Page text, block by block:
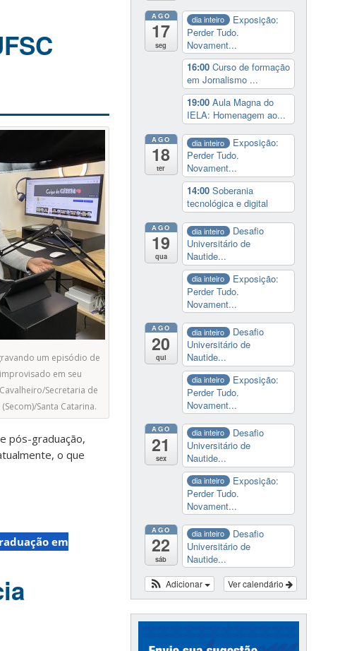
um episódio de
em seu
Secretaria de
Santa Catarina.
pós-graduação,
o que
em
AGO
17
seg
dia inteiro
Exposição:
Perder Tudo.
Novament...
16:00 Curso de formação
em Jornalismo ...
19:00 Aula Magna do
IELA: Homenagem ao...
AGO
18
ter
dia inteiro
Exposição:
Perder Tudo.
Novament...
14:00 Soberania
tecnológica e digital
AGO
19
qua
dia inteiro
Desafio
Universitário de
Nautide...
dia inteiro
Exposição:
Perder Tudo.
Novament...
AGO
20
qui
dia inteiro
Desafio
Universitário de
Nautide...
dia inteiro
Exposição:
Perder Tudo.
Novament...
AGO
21
sex
dia inteiro
Desafio
Universitário de
Nautide...
dia inteiro
Exposição:
Perder Tudo.
Novament...
AGO
22
sáb
dia inteiro
Desafio
Universitário de
Nautide...
Ver calendário
Adicionar